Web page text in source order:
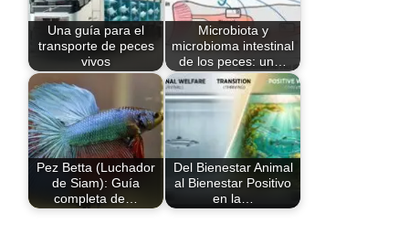
Una guía para el
transporte de peces
vivos
Microbiota y
microbioma intestinal
de los peces: un…
Pez Betta (Luchador
de Siam): Guía
completa de…
Del Bienestar Animal
al Bienestar Positivo
en la…